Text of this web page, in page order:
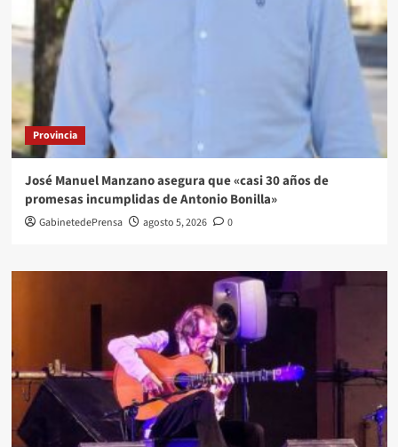
Provincia
José Manuel Manzano asegura que «casi 30 años de
promesas incumplidas de Antonio Bonilla»
GabinetedePrensa agosto 5, 2026 0